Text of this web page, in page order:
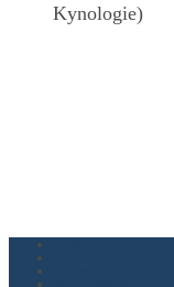
Kynologie)